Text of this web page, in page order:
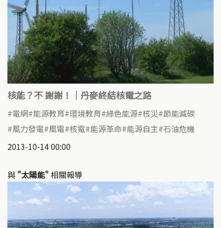
核能？不 謝謝！｜丹麥終結核電之路
電網 能源教育 環境教育 綠色能源 核災 節能減碳
風力發電 風電 核電 能源革命 能源自主 石油危機
2013-10-14 00:00
與 "太陽能" 相關報導